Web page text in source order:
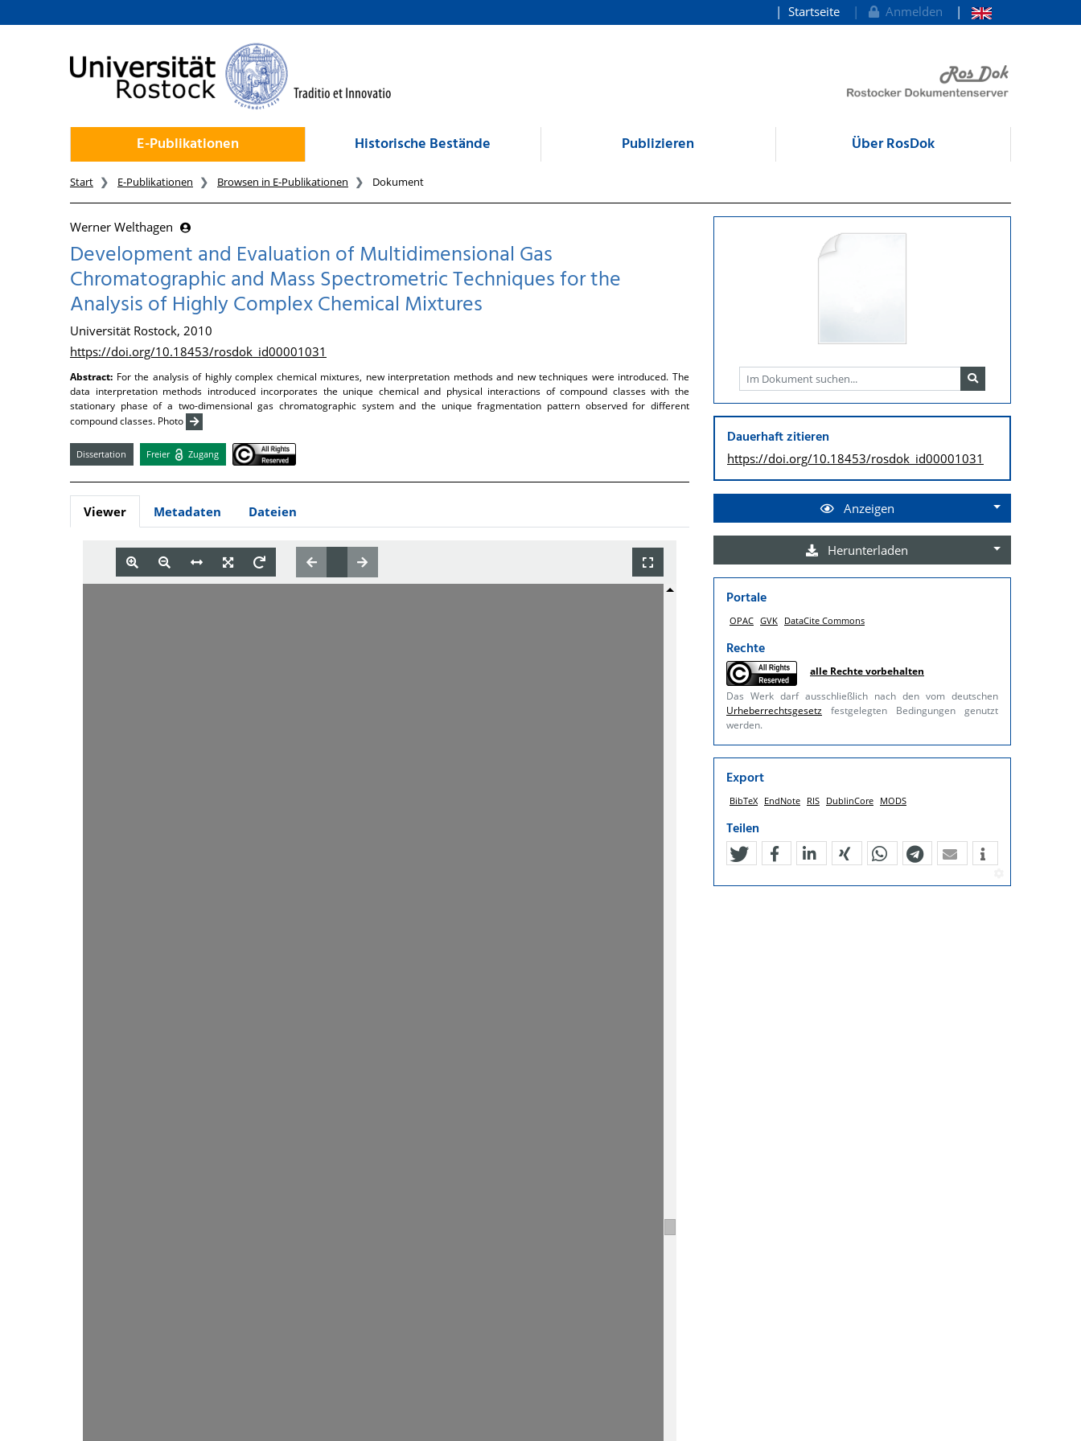
zum Inhalt
Startseite Anmelden
E-Publikationen Historische Bestände Publizieren Über RosDok
Start E-Publikationen Browsen in E-Publikationen Dokument
Werner Welthagen
Development and Evaluation of Multidimensional Gas
Chromatographic and Mass Spectrometric Techniques for the
Analysis of Highly Complex Chemical Mixtures
Universität Rostock, 2010
https://doi.org/10.18453/rosdok_id00001031
Abstract: For the analysis of highly complex chemical mixtures, new interpretation methods and new techniques were introduced. The
data interpretation methods introduced incorporates the unique chemical and physical interactions of compound classes with the
stationary phase of a two-dimensional gas chromatographic system and the unique fragmentation pattern observed for different
compound classes. Photo
Dissertation Freier Zugang
Viewer Metadaten Dateien
Dauerhaft zitieren
https://doi.org/10.18453/rosdok_id00001031
Anzeigen
Herunterladen
Portale
OPAC GVK DataCite Commons
Rechte
alle Rechte vorbehalten
Das Werk darf ausschließlich nach den vom deutschen
Urheberrechtsgesetz festgelegten Bedingungen genutzt
werden.
Export
BibTeX EndNote RIS DublinCore MODS
Teilen